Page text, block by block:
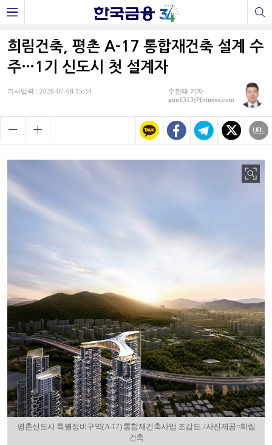
희림건축, 평촌 A-17 통합재건축 설계 수
주…1기 신도시 첫 설계자
기사입력 : 2026-07-08 15:34
주현태 기자
gun1313@fntimes.com
평촌신도시 특별정비구역(A-17) 통합재건축사업 조감도. /사진제공=희림
건축